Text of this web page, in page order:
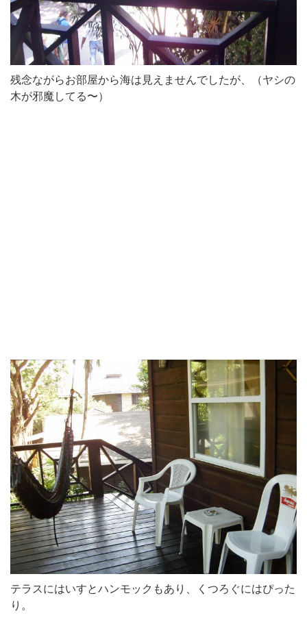
残念ながらお部屋から海は見えませんでしたが、（ヤシの
木が邪魔してる〜）
テラスにはいすとハンモックもあり、くつろぐにはぴった
り。